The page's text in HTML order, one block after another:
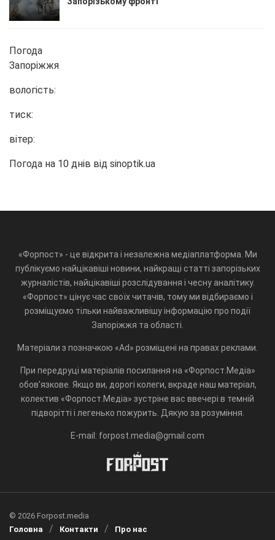
Погода
Запоріжжя
вологість:
тиск:
вітер:
Погода на 10 днів від sinoptik.ua
«Форпост» - це відкрита і незалежна медіаплатформа. Ми
публікуємо найцікавіші новини, найкращі статті запорізьких
журналістів, найцікавіші розслідування і чесну аналітику.
«Форпост» цінує час своїх читачів, тому ми відбираємо і
розміщуємо тільки найважливішу інформацію про події
Запоріжжя та області.
Матеріали з позначкою «Ad» розміщені на правах реклами.
При передруці матеріалів посилання на «Форпост.Медіа»
обов'язкове. Якщо ви, дорогі колеги, вкраде наш матеріал,
колектив «Форпост.Медіа» зустріне вас ввечері в темній
підворітті і легенько пожурить. Дякую за розуміння.
E-mail: forpost.media@gmail.com
© 2026 Forpost.media
Головна
Контакти Про нас